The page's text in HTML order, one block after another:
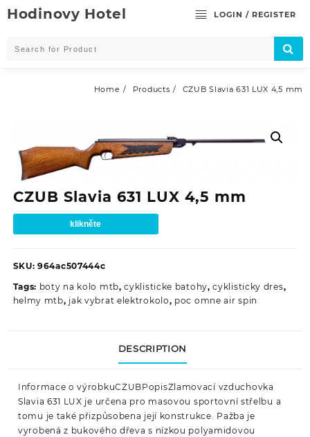
Skip
toHodinovy Hotel LOGIN / REGISTER
Home Products CZUB Slavia 631 LUX 4,5 mm
CZUB Slavia 631 LUX 4,5 mm
klikněte
SKU: 964ac507444c
Tags: boty na kolo mtb,cyklisticke batohy,cyklisticky dres,
helmy mtb, jak vybrat elektrokolo, poc omne air spin
DESCRIPTION
Informace o výrobkuCZUBPopisZlamovací vzduchovka
Slavia 631 LUX je určena pro masovou sportovní střelbu a
tomu je také přizpůsobena její konstrukce. Pažba je
vyrobená z bukového dřeva s nízkou polyamidovou